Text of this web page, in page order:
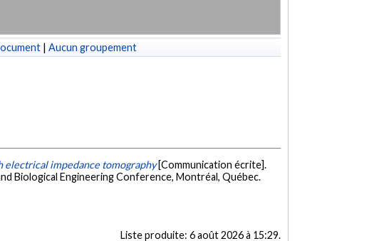
| Aucun groupement
electrical impedance tomography [Communication écrite].
Biological Engineering Conference, Montréal, Québec.
Liste produite: 6 août 2026 à 15:29.